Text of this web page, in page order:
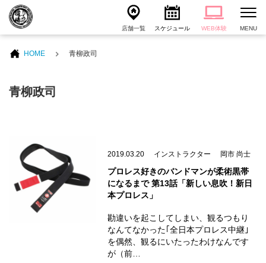
店舗一覧 スケジュール WEB体験 MENU
HOME 青柳政司
青柳政司
2019.03.20 インストラクター 岡市 尚士
プロレス好きのバンドマンが柔術黒帯
になるまで 第13話「新しい息吹！新日
本プロレス」
勘違いを起こしてしまい、観るつもり
なんてなかった｢全日本プロレス中継｣
を偶然、観るにいたったわけなんです
が（前…